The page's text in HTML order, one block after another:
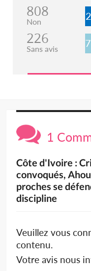
808
Non
226
Sans avis
1
Côte d'Ivoire :
convoqués,
proches se
discipline
Veuillez vous
contenu.
Votre avis nous